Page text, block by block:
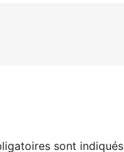
sont indiqués